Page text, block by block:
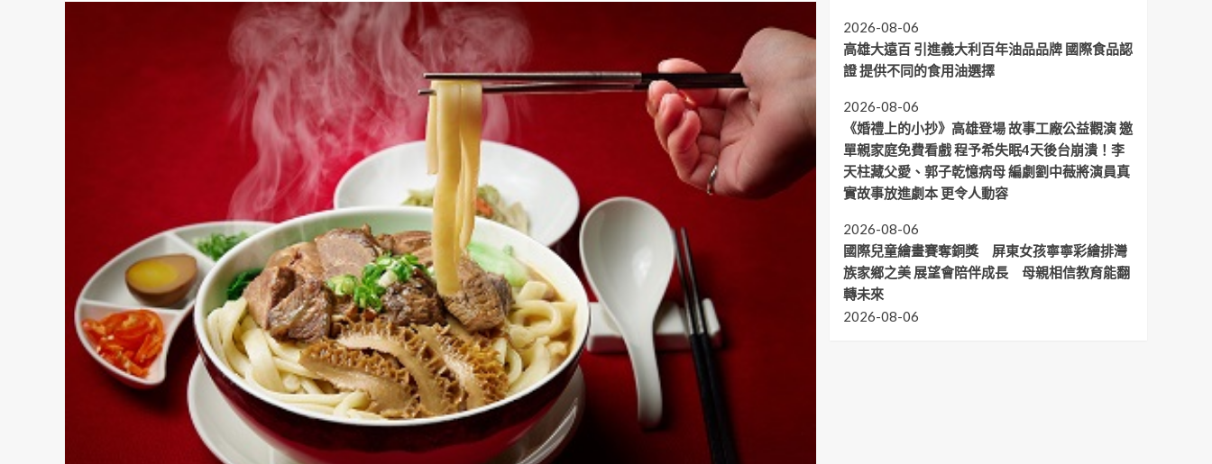
2026-08-06
高雄大遠百 引進義大利百年油品品牌 國際食品認
證 提供不同的食用油選擇
2026-08-06
《婚禮上的小抄》高雄登場 故事工廠公益觀演 邀
單親家庭免費看戲 程予希失眠4天後台崩潰！李
天柱藏父愛、郭子乾憶病母 編劇劉中薇將演員真
實故事放進劇本 更令人動容
2026-08-06
國際兒童繪畫賽奪銅獎 屏東女孩寧寧彩繪排灣
族家鄉之美 展望會陪伴成長 母親相信教育能翻
轉未來
2026-08-06